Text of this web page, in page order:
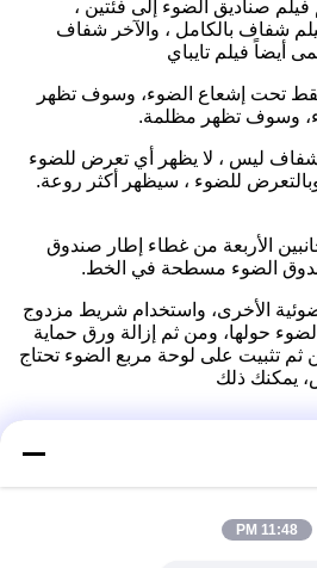
فيلم صناديق الضوء إلى فئتين ،
شفاف بالكامل ، والآخر شفاف
أيضاً فيلم تايباي
تحت إشعاع الضوء، وسوف تظهر
وسوف تظهر مظلمة.
ليس ، لا يظهر أي تعرض للضوء
وبالتعرض للضوء ، سيظهر أكثر روعة.
الأربعة من غطاء إطار صندوق
الضوء مسطحة في الخط.
الأخرى، واستخدام شريط مزدوج
حولها، ومن ثم إزالة ورق حماية
تثبيت على لوحة مربع الضوء تحتاج
يمكنك ذلك
11:48 PM